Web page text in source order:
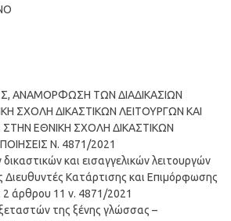
ΑΝΑΜΟΡΦΩΣΗ ΤΩΝ ΔΙΑΔΙΚΑΣΙΩΝ
ΣΧΟΛΗ ΔΙΚΑΣΤΙΚΩΝ ΛΕΙΤΟΥΡΓΩΝ ΚΑΙ
ΕΘΝΙΚΗ ΣΧΟΛΗ ΔΙΚΑΣΤΙΚΩΝ
Ν. 4871/2021
και εισαγγελικών λειτουργών
Κατάρτισης και Επιμόρφωσης
άρθρου 11 ν. 4871/2021
της ξένης γλώσσας –